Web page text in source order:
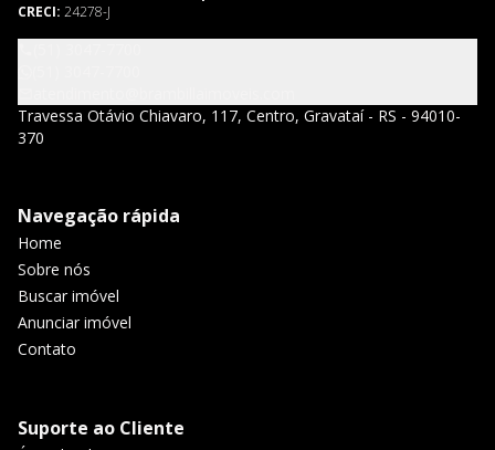
CRECI: 24278-J
Travessa Otávio Chiavaro, 117, Centro, Gravataí - RS - 94010-
370
Navegação rápida
Home
Sobre nós
Buscar imóvel
Anunciar imóvel
Contato
Suporte ao Cliente